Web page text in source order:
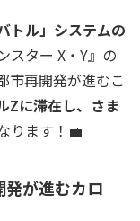
トル」システムの
スター X・Y』の
市再開発が進むこ
Zに滞在し、さま
ります！💼
が進むカロ